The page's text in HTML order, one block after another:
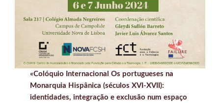
«Colóquio Internacional Os portugueses na
Monarquia Hispânica (séculos XVI-XVII):
identidades, integração e exclusão num espaço